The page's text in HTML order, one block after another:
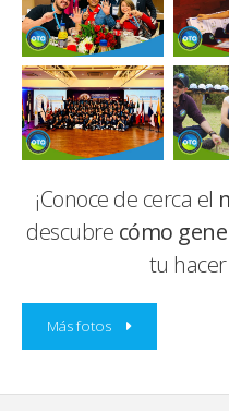
¡Conoce de cerca el
descubre cómo
tu
Más fotos